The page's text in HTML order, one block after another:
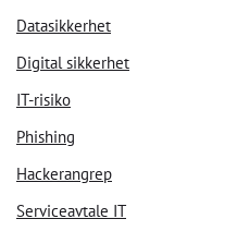
Datasikkerhet
Digital sikkerhet
IT-risiko
Phishing
Hackerangrep
Serviceavtale IT